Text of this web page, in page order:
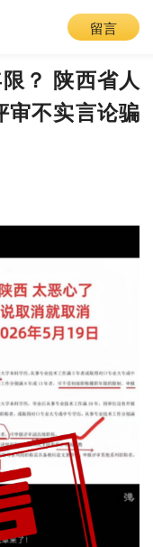
留言
？ 陕西省人
审不实言论骗